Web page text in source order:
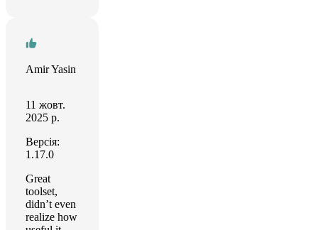
Amir Yasin
11 жовт.
2025 р.
Версія:
1.17.0
Great
toolset,
didn’t even
realize how